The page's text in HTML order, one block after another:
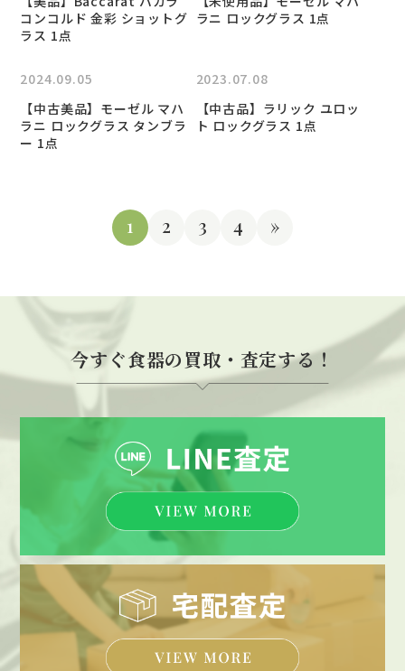
コンコルド 金彩 ショットグ
ラス 1点
ラニ ロックグラス 1点
2024.09.05
【中古美品】モーゼル マハ
ラニ ロックグラス タンブラ
ー 1点
2023.07.08
【中古品】ラリック ユロッ
ト ロックグラス 1点
1 2 3 4 »
今すぐ食器の買取・査定する！